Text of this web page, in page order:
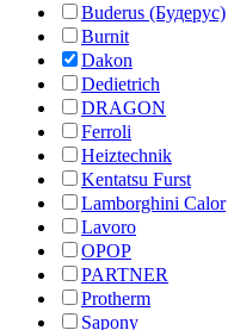
Buderus (Будерус)
Burnit
Dakon
Dedietrich
DRAGON
Ferroli
Heiztechnik
Kentatsu Furst
Lamborghini Calor
Lavoro
OPOP
PARTNER
Protherm
Sapony